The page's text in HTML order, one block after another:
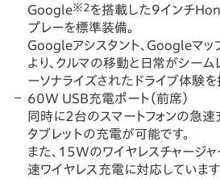
Google※2を搭載した9インチ
プレーを標準装備。
Googleアシスタント、Googleマ
より、クルマの移動と日常がシーム
ーソナライズされたドライブ体験を
60W USB充電ポート（前席）
同時に2台のスマートフォンの急速
タブレットの充電が可能です。
また、15Wのワイヤレスチャージ
速ワイヤレス充電に対応しています